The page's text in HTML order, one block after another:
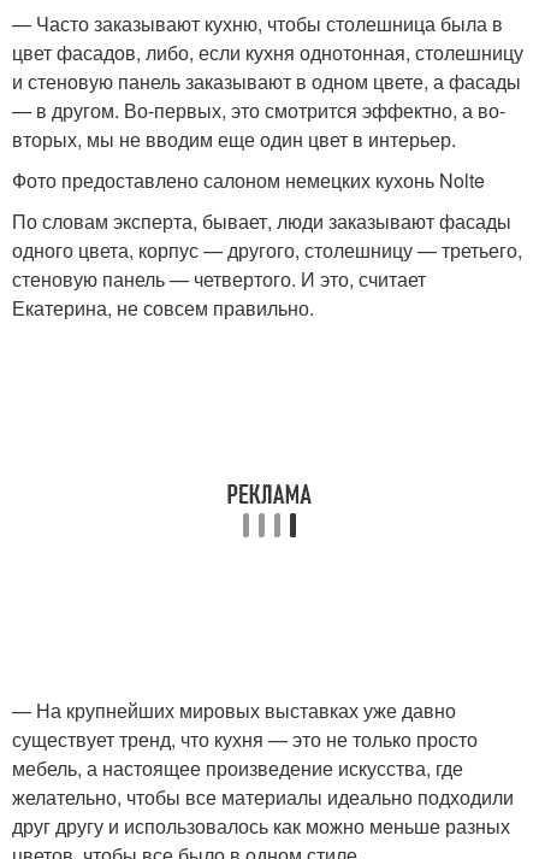
— Часто заказывают кухню, чтобы столешница была в
цвет фасадов, либо, если кухня однотонная, столешницу
и стеновую панель заказывают в одном цвете, а фасады
— в другом. Во-первых, это смотрится эффектно, а во-
вторых, мы не вводим еще один цвет в интерьер.
Фото предоставлено салоном немецких кухонь Nolte
По словам эксперта, бывает, люди заказывают фасады
одного цвета, корпус — другого, столешницу — третьего,
стеновую панель — четвертого. И это, считает
Екатерина, не совсем правильно.
— На крупнейших мировых выставках уже давно
существует тренд, что кухня — это не только просто
мебель, а настоящее произведение искусства, где
желательно, чтобы все материалы идеально подходили
друг другу и использовалось как можно меньше разных